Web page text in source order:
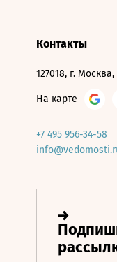
Контакты
127018, г.
На карте
+7 495 956-34-58